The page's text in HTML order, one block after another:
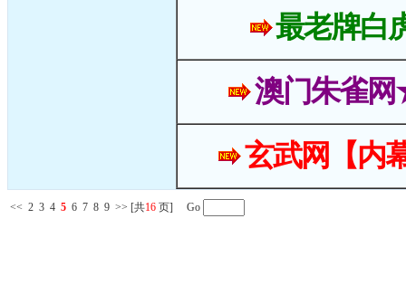
最老牌白
澳门朱雀
玄武网【内
<< 2 3 4 5 6 7 8 9 >> [共16 页] Go